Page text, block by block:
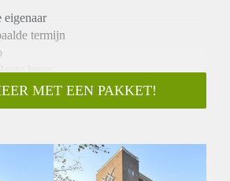
termijn
huur
Ja
Afhankelijk van de Eigenaar
MET EEN PAKKET!